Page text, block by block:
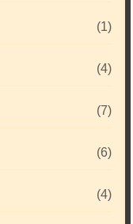
(1)
(4)
(7)
(6)
(4)